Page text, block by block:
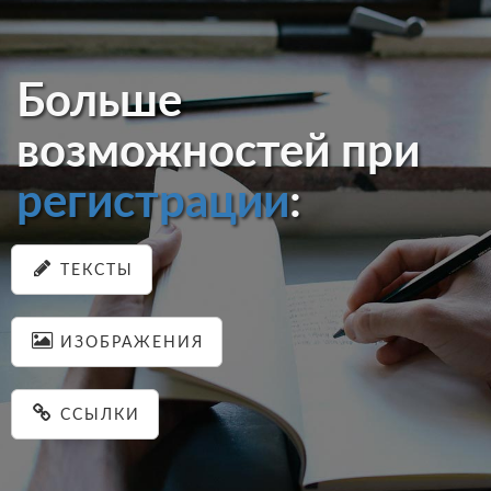
Больше
возможностей при
регистрации:
ТЕКСТЫ
ИЗОБРАЖЕНИЯ
ССЫЛКИ